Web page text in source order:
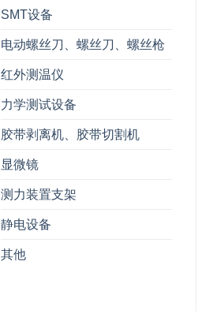
SMT设备
电动螺丝刀、螺丝刀、螺丝枪
红外测温仪
力学测试设备
胶带剥离机、胶带切割机
显微镜
测力装置支架
静电设备
其他